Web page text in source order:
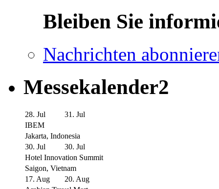
Bleiben Sie
Nachrichten
Messekalender2
28. Jul
31. Jul
IBEM
Jakarta, Indonesia
30. Jul
30. Jul
Hotel Innovation Summit
Saigon, Vietnam
17. Aug
20. Aug